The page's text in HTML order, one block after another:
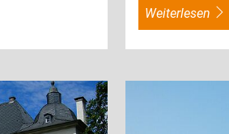
weiterlesen